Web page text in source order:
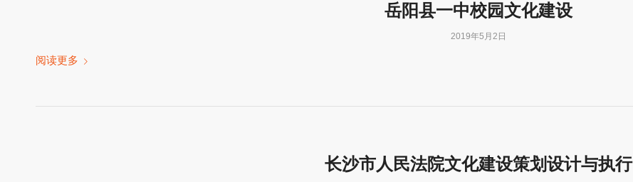
岳阳县一中校园文化建设
2019年5月2日
阅读更多
长沙市人民法院文化建设策划设计与执行